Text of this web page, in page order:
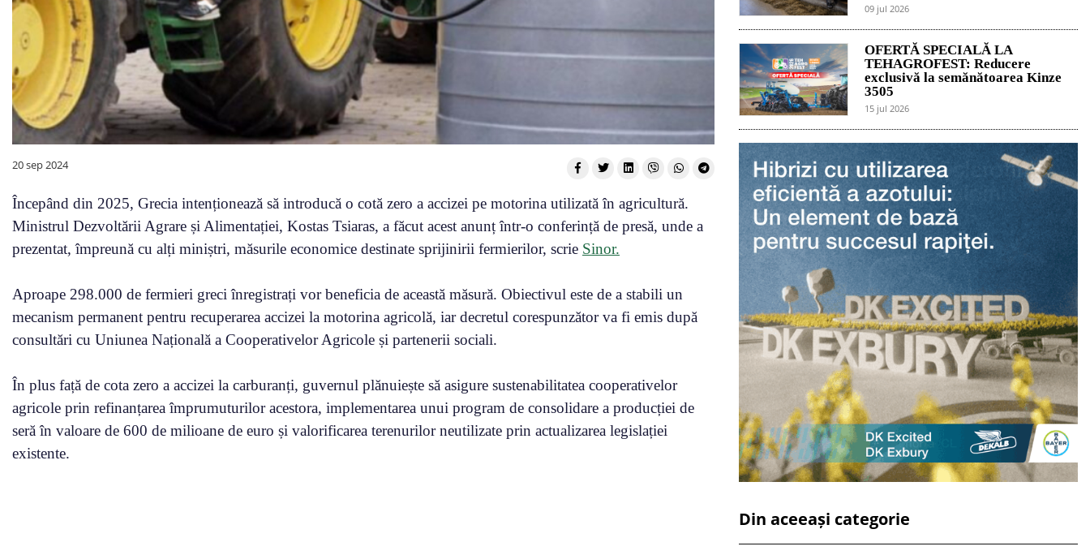
20 sep 2024
Începând din 2025, Grecia intenționează să introducă o cotă zero a accizei pe motorina utilizată în agricultură.
Ministrul Dezvoltării Agrare și Alimentației, Kostas Tsiaras, a făcut acest anunț într-o conferință de presă, unde a
prezentat, împreună cu alți miniștri, măsurile economice destinate sprijinirii fermierilor, scrie Sinor.
Aproape 298.000 de fermieri greci înregistrați vor beneficia de această măsură. Obiectivul este de a stabili un
mecanism permanent pentru recuperarea accizei la motorina agricolă, iar decretul corespunzător va fi emis după
consultări cu Uniunea Națională a Cooperativelor Agricole și partenerii sociali.
În plus față de cota zero a accizei la carburanți, guvernul plănuiește să asigure sustenabilitatea cooperativelor
agricole prin refinanțarea împrumuturilor acestora, implementarea unui program de consolidare a producției de
seră în valoare de 600 de milioane de euro și valorificarea terenurilor neutilizate prin actualizarea legislației
existente.
09 jul 2026
OFERTĂ SPECIALĂ LA
TEHAGROFEST: Reducere
exclusivă la semănătoarea Kinze
3505
15 jul 2026
Din aceeași categorie